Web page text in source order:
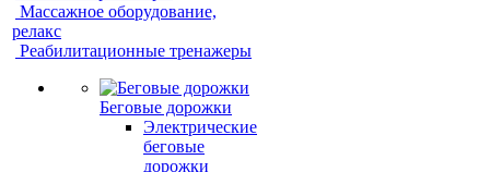
Массажное оборудование,
релакс
Реабилитационные тренажеры
Беговые дорожки
Электрические
беговые
дорожки